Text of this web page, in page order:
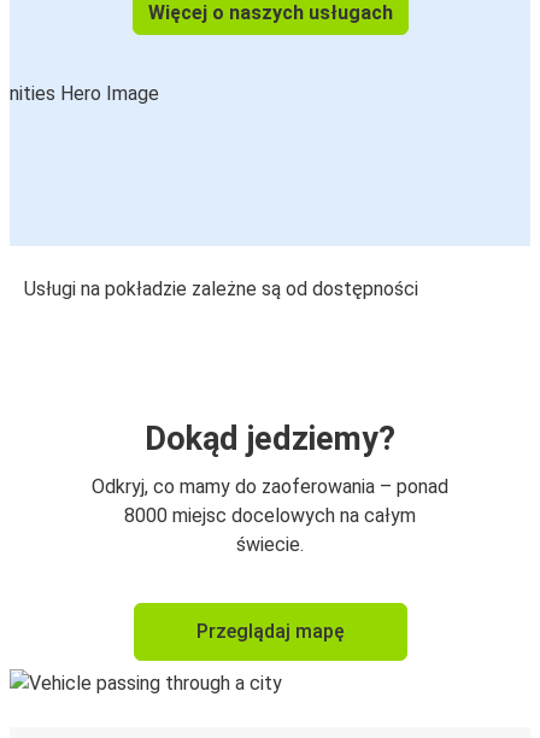
Więcej o naszych usługach
Usługi na pokładzie zależne są od dostępności
Dokąd jedziemy?
Odkryj, co mamy do zaoferowania – ponad
8000 miejsc docelowych na całym
świecie.
Przeglądaj mapę